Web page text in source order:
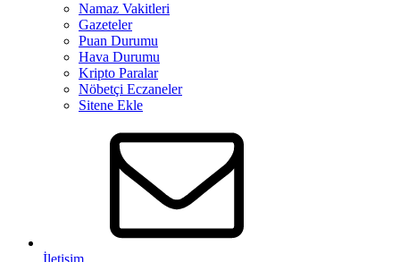
Namaz Vakitleri
Gazeteler
Puan Durumu
Hava Durumu
Kripto Paralar
Nöbetçi Eczaneler
Sitene Ekle
İletişim